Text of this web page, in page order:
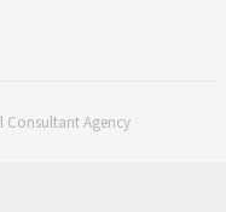
Consultant Agency